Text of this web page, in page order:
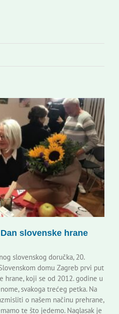
slovenske hrane
slovenskog doručka, 20.
domu Zagreb prvi put
hrane, koji se od 2012. godine u
svakoga trećeg petka. Na
o našem načinu prehrane,
te što jedemo. Naglasak je